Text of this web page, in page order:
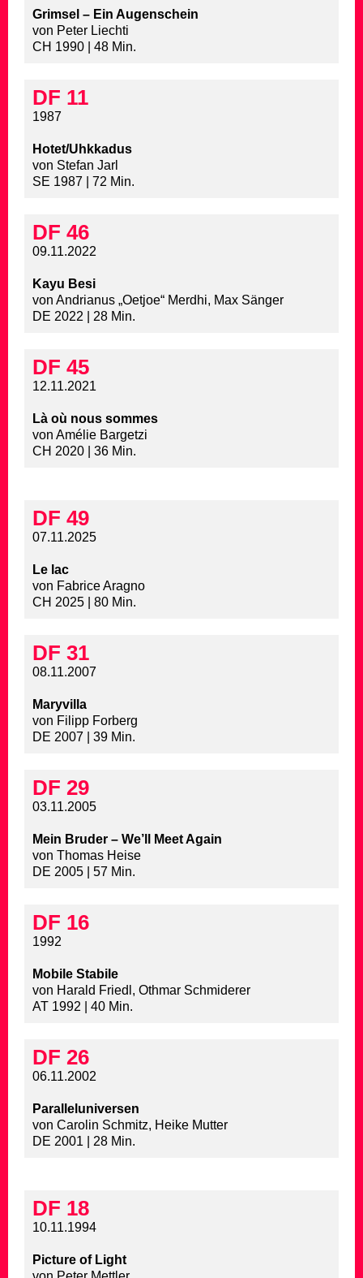
Grimsel – Ein Augenschein
von Peter Liechti
CH 1990 | 48 Min.
DF 11
1987
Hotet/Uhkkadus
von Stefan Jarl
SE 1987 | 72 Min.
DF 46
09.11.2022
Kayu Besi
von Andrianus „Oetjoe“ Merdhi, Max Sänger
DE 2022 | 28 Min.
DF 45
12.11.2021
Là où nous sommes
von Amélie Bargetzi
CH 2020 | 36 Min.
DF 49
07.11.2025
Le lac
von Fabrice Aragno
CH 2025 | 80 Min.
DF 31
08.11.2007
Maryvilla
von Filipp Forberg
DE 2007 | 39 Min.
DF 29
03.11.2005
Mein Bruder – We’ll Meet Again
von Thomas Heise
DE 2005 | 57 Min.
DF 16
1992
Mobile Stabile
von Harald Friedl, Othmar Schmiderer
AT 1992 | 40 Min.
DF 26
06.11.2002
Paralleluniversen
von Carolin Schmitz, Heike Mutter
DE 2001 | 28 Min.
DF 18
10.11.1994
Picture of Light